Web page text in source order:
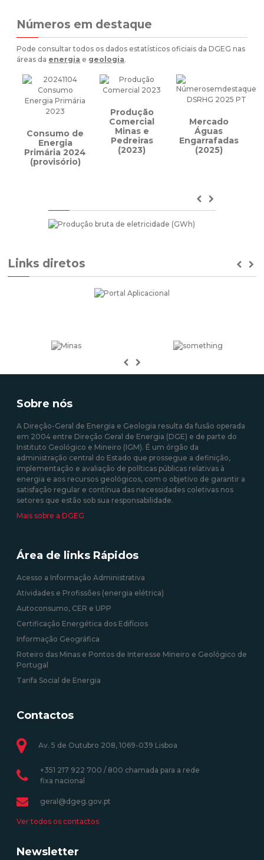
Números em destaque
Pode consultar todos os dados estatísticos oficiais da DGEG nas
áreas da energia e geologia.
Consumo de
Energia
Primária 2024
(provisório)
Produção
Comercial
Minas e
Pedreiras
(2023)
Mercado
Águas
Engarrafadas
(2025)
Previous
Links diretos
Previous
Sobre nós
A Direção-Geral de Energia e Geologia resulta da fusão operada
em 2004 entre Direção Geral de Energia (DGE) e de parte do
Instituto Geológico e Mineiro (IGM). É um órgão da
administração central do Estado que prossegue a definição,
implementação e avaliação de políticas públicas relativas à
energia e aos recursos geológicos, com o objetivo de garantir a
satisfação regular e contínua das necessidades coletivas nos
setores que estão sob sua responsabilidade.
Mais sobre a DGEG
Área de links Rápidos
Acesso a Informação Administrativa
Atividades e Profissões (energia elétrica)
Autoconsumo, CER e UPP
Certificação Energética dos Edifícios
Informação Geográfica
Roteiro das Minas e Pontos de Interesse Mineiro e Geológico de
Portugal
Tarifa Social de Energia
Contactos
Av. 5 de Outubro 208, 1069-039 Lisboa
+351 217 922 700 / 800 chamada para a rede
fixa nacional
geral@dgeg.gov.pt
Ver todos os contactos
Newsletter